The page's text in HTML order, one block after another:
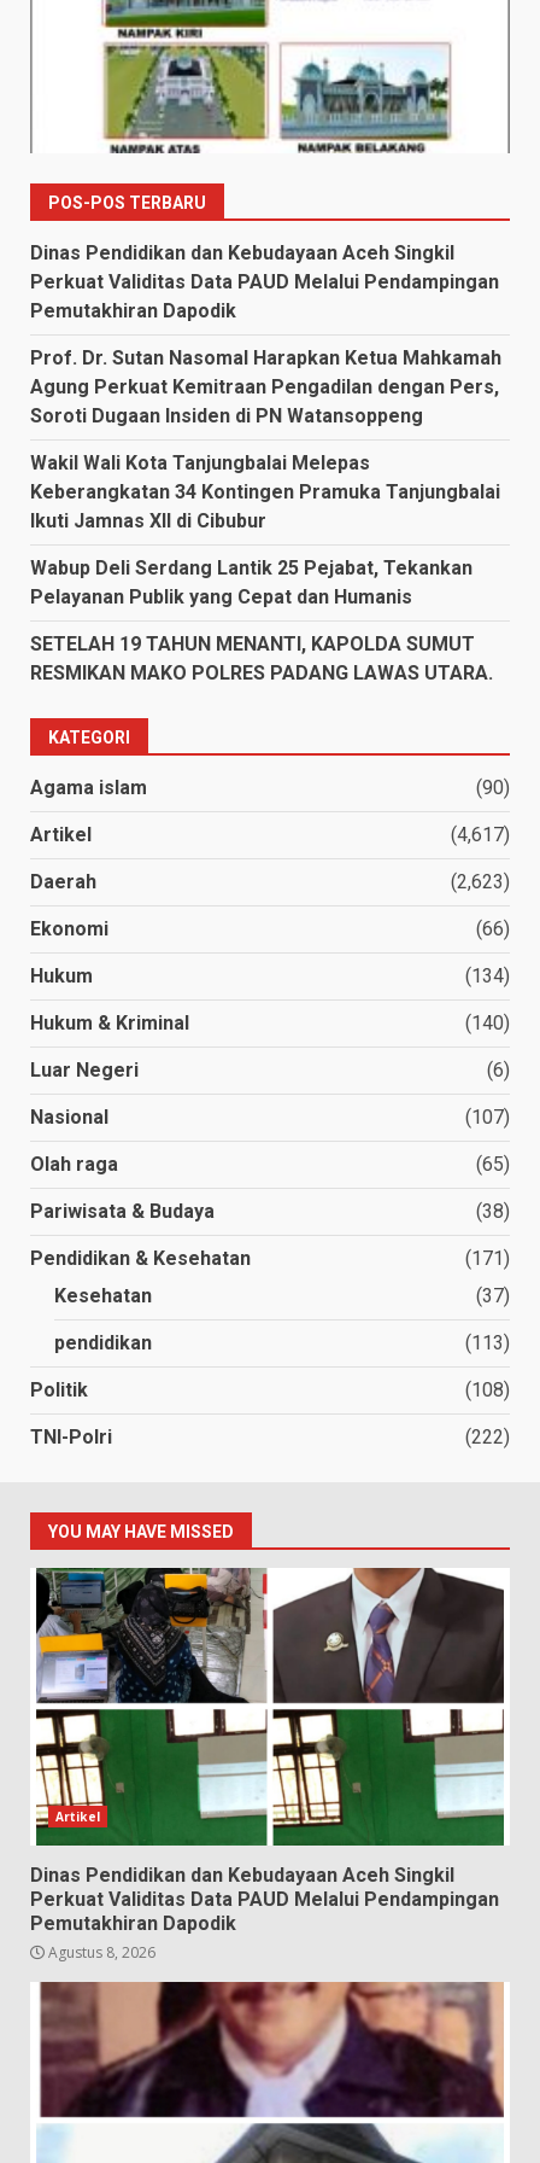
POS-POS TERBARU
Dinas Pendidikan dan Kebudayaan Aceh Singkil
Perkuat Validitas Data PAUD Melalui Pendampingan
Pemutakhiran Dapodik
Prof. Dr. Sutan Nasomal Harapkan Ketua Mahkamah
Agung Perkuat Kemitraan Pengadilan dengan Pers,
Soroti Dugaan Insiden di PN Watansoppeng
Wakil Wali Kota Tanjungbalai Melepas
Keberangkatan 34 Kontingen Pramuka Tanjungbalai
Ikuti Jamnas XII di Cibubur
Wabup Deli Serdang Lantik 25 Pejabat, Tekankan
Pelayanan Publik yang Cepat dan Humanis
SETELAH 19 TAHUN MENANTI, KAPOLDA SUMUT
RESMIKAN MAKO POLRES PADANG LAWAS UTARA.
KATEGORI
Agama islam (90)
Artikel (4,617)
Daerah (2,623)
Ekonomi (66)
Hukum (134)
Hukum & Kriminal (140)
Luar Negeri (6)
Nasional (107)
Olah raga (65)
Pariwisata & Budaya (38)
Pendidikan & Kesehatan
(171)
Kesehatan
(37)
pendidikan (113)
Politik (108)
TNI-Polri (222)
YOU MAY HAVE MISSED
Artikel
Dinas Pendidikan dan Kebudayaan Aceh Singkil
Perkuat Validitas Data PAUD Melalui Pendampingan
Pemutakhiran Dapodik
Agustus 8, 2026